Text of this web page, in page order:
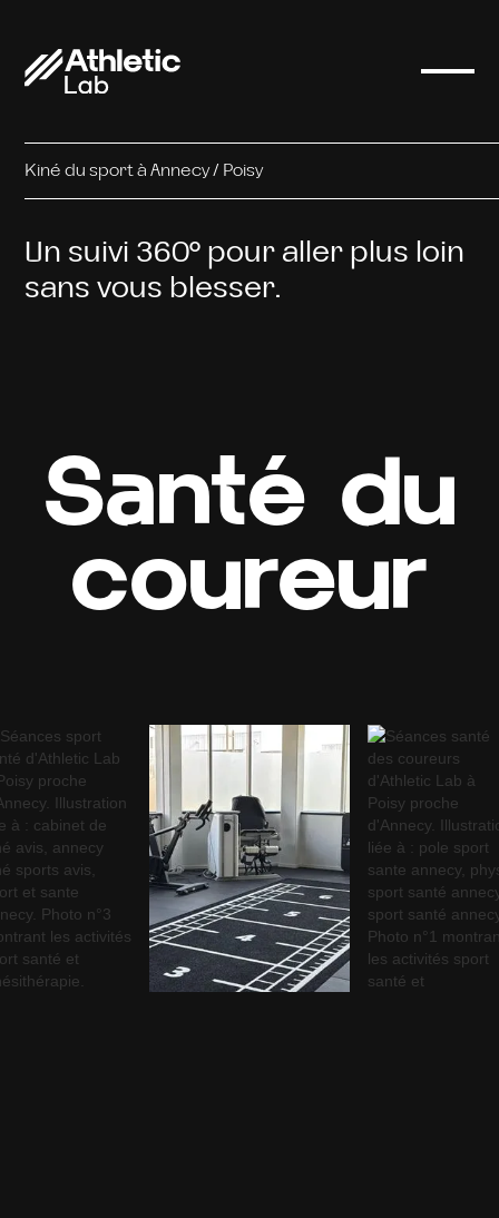
Kiné du sport à Annecy / Poisy
Un suivi 360° pour aller plus loin
sans vous blesser.
Santé du
coureur